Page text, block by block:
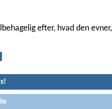
efter, hvad den